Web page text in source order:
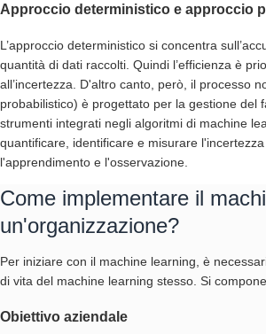
Approccio deterministico e approccio
L’approccio deterministico si concentra
quantità di dati raccolti. Quindi l’efficienza è
all’incertezza. D'altro canto, però, il processo
probabilistico) è progettato per la gestione del
strumenti integrati negli algoritmi di machine
quantificare, identificare e misurare
l'apprendimento e l'osservazione.
Come implementare il
un'organizzazione?
Per iniziare con il machine learning, è
di vita del machine learning stesso. Si
Obiettivo aziendale